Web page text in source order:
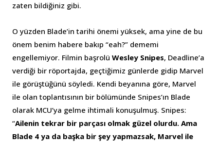
zaten bildiğiniz gibi.
O yüzden Blade’in tarihi önemi yüksek, ama yine de bu
önem benim habere bakıp “eah?” dememi
engellemiyor. Filmin başrolü Wesley Snipes, Deadline’a
verdiği bir röportajda, geçtiğimiz günlerde gidip Marvel
ile görüştüğünü söyledi. Kendi beyanına göre, Marvel
ile olan toplantısının bir bölümünde Snipes’ın Blade
olarak MCU’ya gelme ihtimali konuşulmuş. Snipes:
“Ailenin tekrar bir parçası olmak güzel olurdu. Ama
Blade 4 ya da başka bir şey yapmazsak, Marvel ile